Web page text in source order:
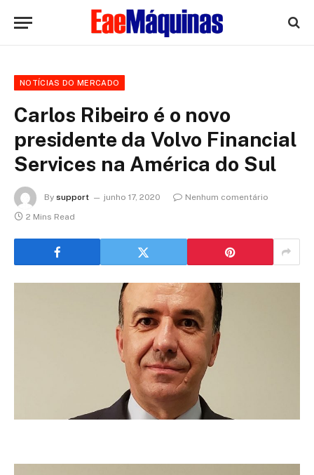
NOTÍCIAS DO MERCADO
Carlos Ribeiro é o novo
presidente da Volvo Financial
Services na América do Sul
By support junho 17, 2020
Nenhum comentário
2 Mins Read